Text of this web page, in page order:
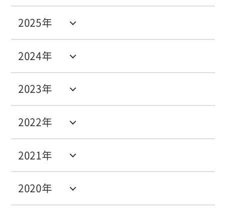
2020年
2021年
2022年
2023年
2024年
2025年